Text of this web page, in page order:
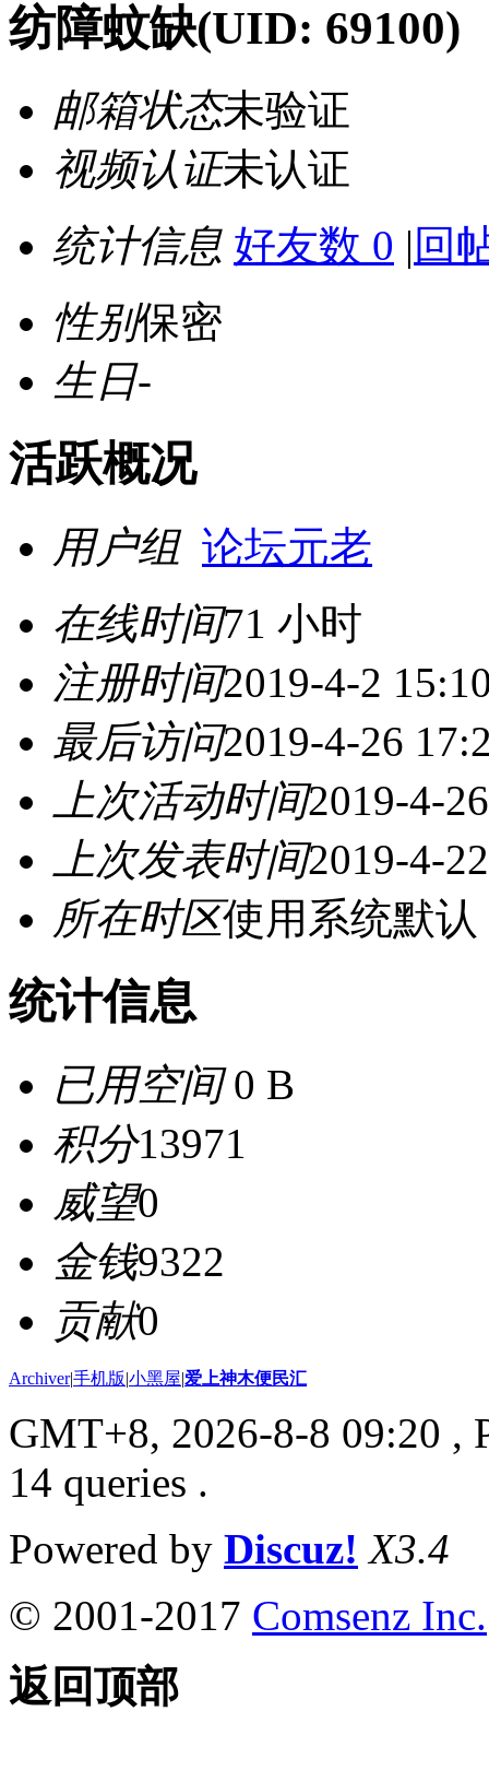
纺障蚊缺(UID: 69100)
邮箱状态未验证
视频认证未认证
统计信息 好友数 0 | 回
性别保密
生日-
活跃概况
用户组 论坛元老
在线时间71 小时
注册时间2019-4-2
最后访问2019-4-26
上次活动时间2019-4-
上次发表时间2019-4-
所在时区使用系统默认
统计信息
已用空间0 B
积分13971
威望0
金钱9322
贡献0
Archiver|手机版|小黑屋|爱上神木便民汇
GMT+8, 2026-8-8 09:20 ,
14 queries .
Powered by Discuz! X3.4
© 2001-2017 Comsenz Inc.
返回顶部